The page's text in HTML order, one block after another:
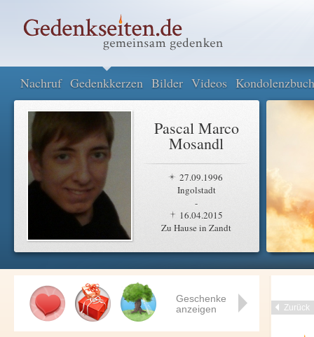
Nachruf Gedenkkerzen Bilder Videos Kondolenzbuch
Pascal Marco
Mosandl
27.09.1996
Ingolstadt
-
16.04.2015
Zu Hause in Zandt
Zurück
Geschenke
anzeigen